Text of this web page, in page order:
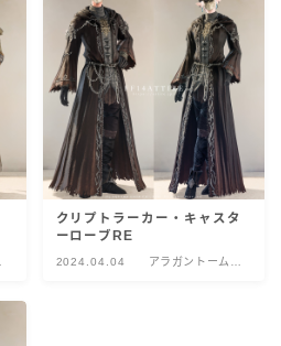
クリプトラーカー・キャスタ
ーローブRE
2024.04.04
アラガントームス